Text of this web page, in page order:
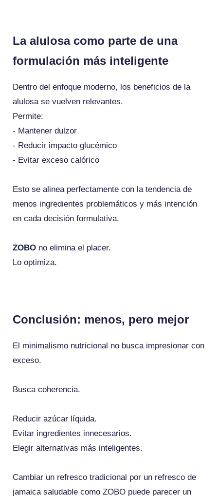
La alulosa como parte de una
formulación más inteligente
Dentro del enfoque moderno, los beneficios de la
alulosa se vuelven relevantes.
Permite:
- Mantener dulzor
- Reducir impacto glucémico
- Evitar exceso calórico
Esto se alinea perfectamente con la tendencia de
menos ingredientes problemáticos y más intención
en cada decisión formulativa.
ZOBO no elimina el placer.
Lo optimiza.
Conclusión: menos, pero mejor
El minimalismo nutricional no busca impresionar con
exceso.
Busca coherencia.
Reducir azúcar líquida.
Evitar ingredientes innecesarios.
Elegir alternativas más inteligentes.
Cambiar un refresco tradicional por un refresco de
jamaica saludable como ZOBO puede parecer un